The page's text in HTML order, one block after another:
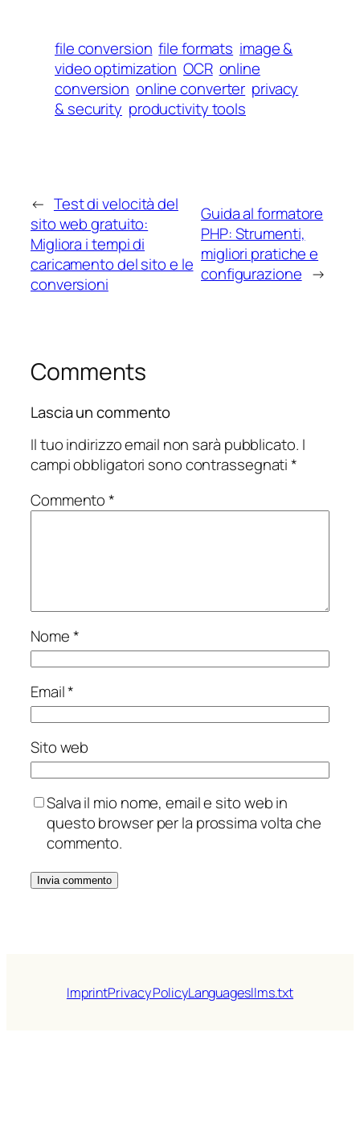
file conversion file formats image &
video optimization OCR online
conversion online converter privacy
& security productivity tools
← Test di velocità del
sito web gratuito:
Migliora i tempi di
caricamento del sito e le
conversioni
Guida al formatore
PHP: Strumenti,
migliori pratiche e
configurazione →
Comments
Lascia un commento
Il tuo indirizzo email non sarà pubblicato. I
campi obbligatori sono contrassegnati*
Commento*
Nome*
Email*
Sito web
Salva il mio nome, email e sito web in
questo browser per la prossima volta che
commento.
ImprintPrivacy PolicyLanguagesllms.txt